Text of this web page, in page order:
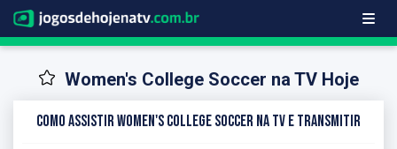
Women's College Soccer na TV Hoje
Como Assistir Women's College Soccer na TV e Transmitir